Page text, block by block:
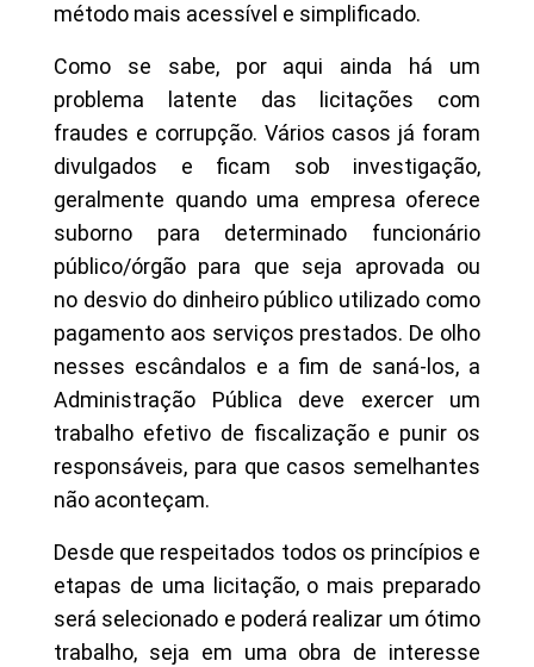
método mais acessível e simplificado.
Como se sabe, por aqui ainda há um
problema latente das licitações com
fraudes e corrupção. Vários casos já foram
divulgados e ficam sob investigação,
geralmente quando uma empresa oferece
suborno para determinado funcionário
público/órgão para que seja aprovada ou
no desvio do dinheiro público utilizado como
pagamento aos serviços prestados. De olho
nesses escândalos e a fim de saná-los, a
Administração Pública deve exercer um
trabalho efetivo de fiscalização e punir os
responsáveis, para que casos semelhantes
não aconteçam.
Desde que respeitados todos os princípios e
etapas de uma licitação, o mais preparado
será selecionado e poderá realizar um ótimo
trabalho, seja em uma obra de interesse